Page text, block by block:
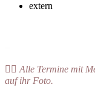
extern
👉🏻 Alle Termine mit
auf ihr Foto.